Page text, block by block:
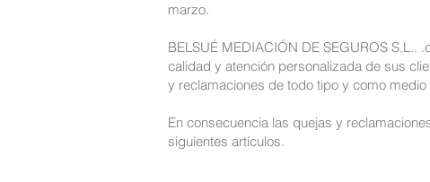
marzo.
BELSUÉ MEDIACIÓN DE SEGUROS
calidad y atención personalizada de sus
y reclamaciones de todo tipo y como
En consecuencia las quejas y
siguientes artículos.